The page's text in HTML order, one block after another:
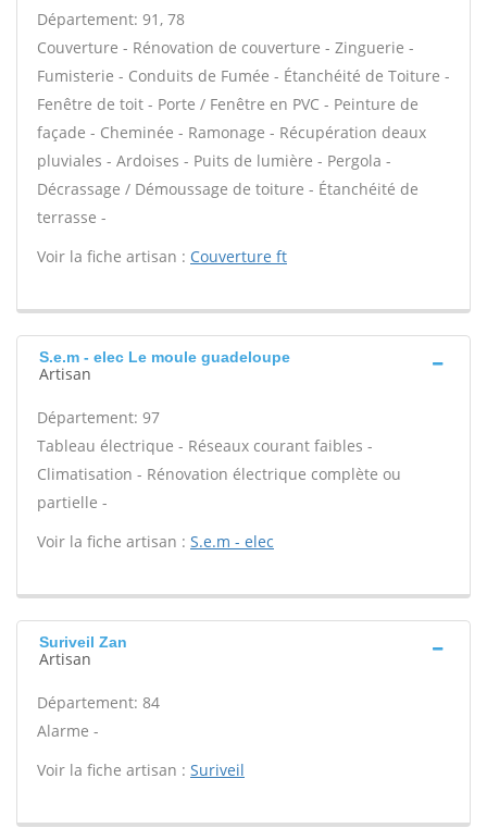
Département: 91, 78
Couverture - Rénovation de couverture - Zinguerie -
Fumisterie - Conduits de Fumée - Étanchéité de Toiture -
Fenêtre de toit - Porte / Fenêtre en PVC - Peinture de
façade - Cheminée - Ramonage - Récupération deaux
pluviales - Ardoises - Puits de lumière - Pergola -
Décrassage / Démoussage de toiture - Étanchéité de
terrasse -
Voir la fiche artisan : Couverture ft
S.e.m - elec Le moule guadeloupe
Artisan
Département: 97
Tableau électrique - Réseaux courant faibles -
Climatisation - Rénovation électrique complète ou
partielle -
Voir la fiche artisan : S.e.m - elec
Suriveil Zan
Artisan
Département: 84
Alarme -
Voir la fiche artisan : Suriveil